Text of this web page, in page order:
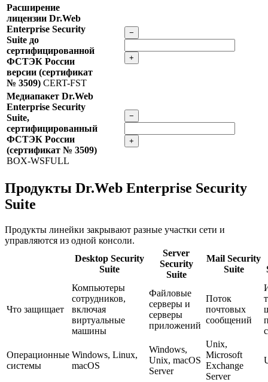
Расширение
лицензии Dr.Web
Enterprise Security
Suite до
сертифицированной
ФСТЭК России
версии (сертификат
№ 3509) CERT-FST
−
+
Медиапакет Dr.Web
Enterprise Security
Suite,
сертифицированный
ФСТЭК России
(сертификат № 3509)
BOX-WSFULL
−
+
Продукты Dr.Web Enterprise Security
Suite
Продукты линейки закрывают разные участки сети и
управляются из одной консоли.
Desktop Security
Suite
Server
Security
Suite
Mail Security
Suite
Что защищает
Компьютеры
сотрудников,
включая
виртуальные
машины
Файловые
серверы и
серверы
приложений
Поток
почтовых
сообщений
Операционные
системы
Windows, Linux,
macOS
Windows,
Unix, macOS
Server
Unix,
Microsoft
Exchange
Server